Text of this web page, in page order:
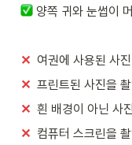
양쪽 귀와 눈썹이
✕ 여권에 사용된 사진
✕ 프린트된 사진을
✕ 흰 배경이 아닌 사진
✕ 컴퓨터 스크린을